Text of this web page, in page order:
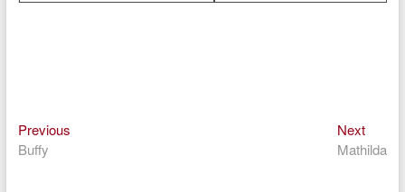
Beitragsnavigation
PreviousPrevious
Buffy
NextNext
post:
Mathilda